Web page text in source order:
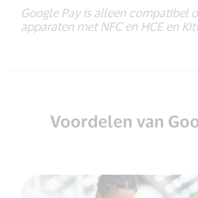
Google Pay is alleen compatibel
apparaten met NFC en HCE en
Voordelen van